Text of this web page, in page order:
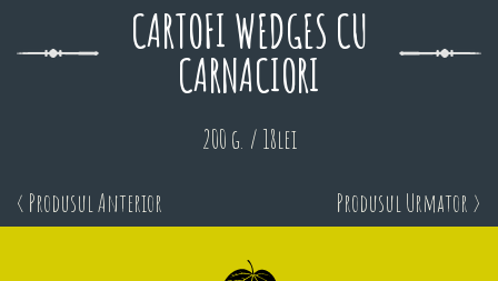
CARTOFI WEDGES CU
CARNACIORI
200 g. / 18lei
< Produsul Anterior Produsul Urmator >